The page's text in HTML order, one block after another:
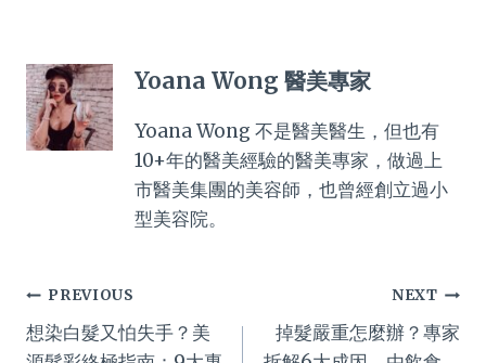
Yoana Wong 醫美專家
Yoana Wong 不是醫美醫生，但也有
10+年的醫美經驗的醫美專家，做過上
市醫美集團的美容師，也曾經創立過小
型美容院。
Post
navigation
PREVIOUS
想染白髮又怕失手？美
NEXT
掉髮嚴重怎麼辦？專家